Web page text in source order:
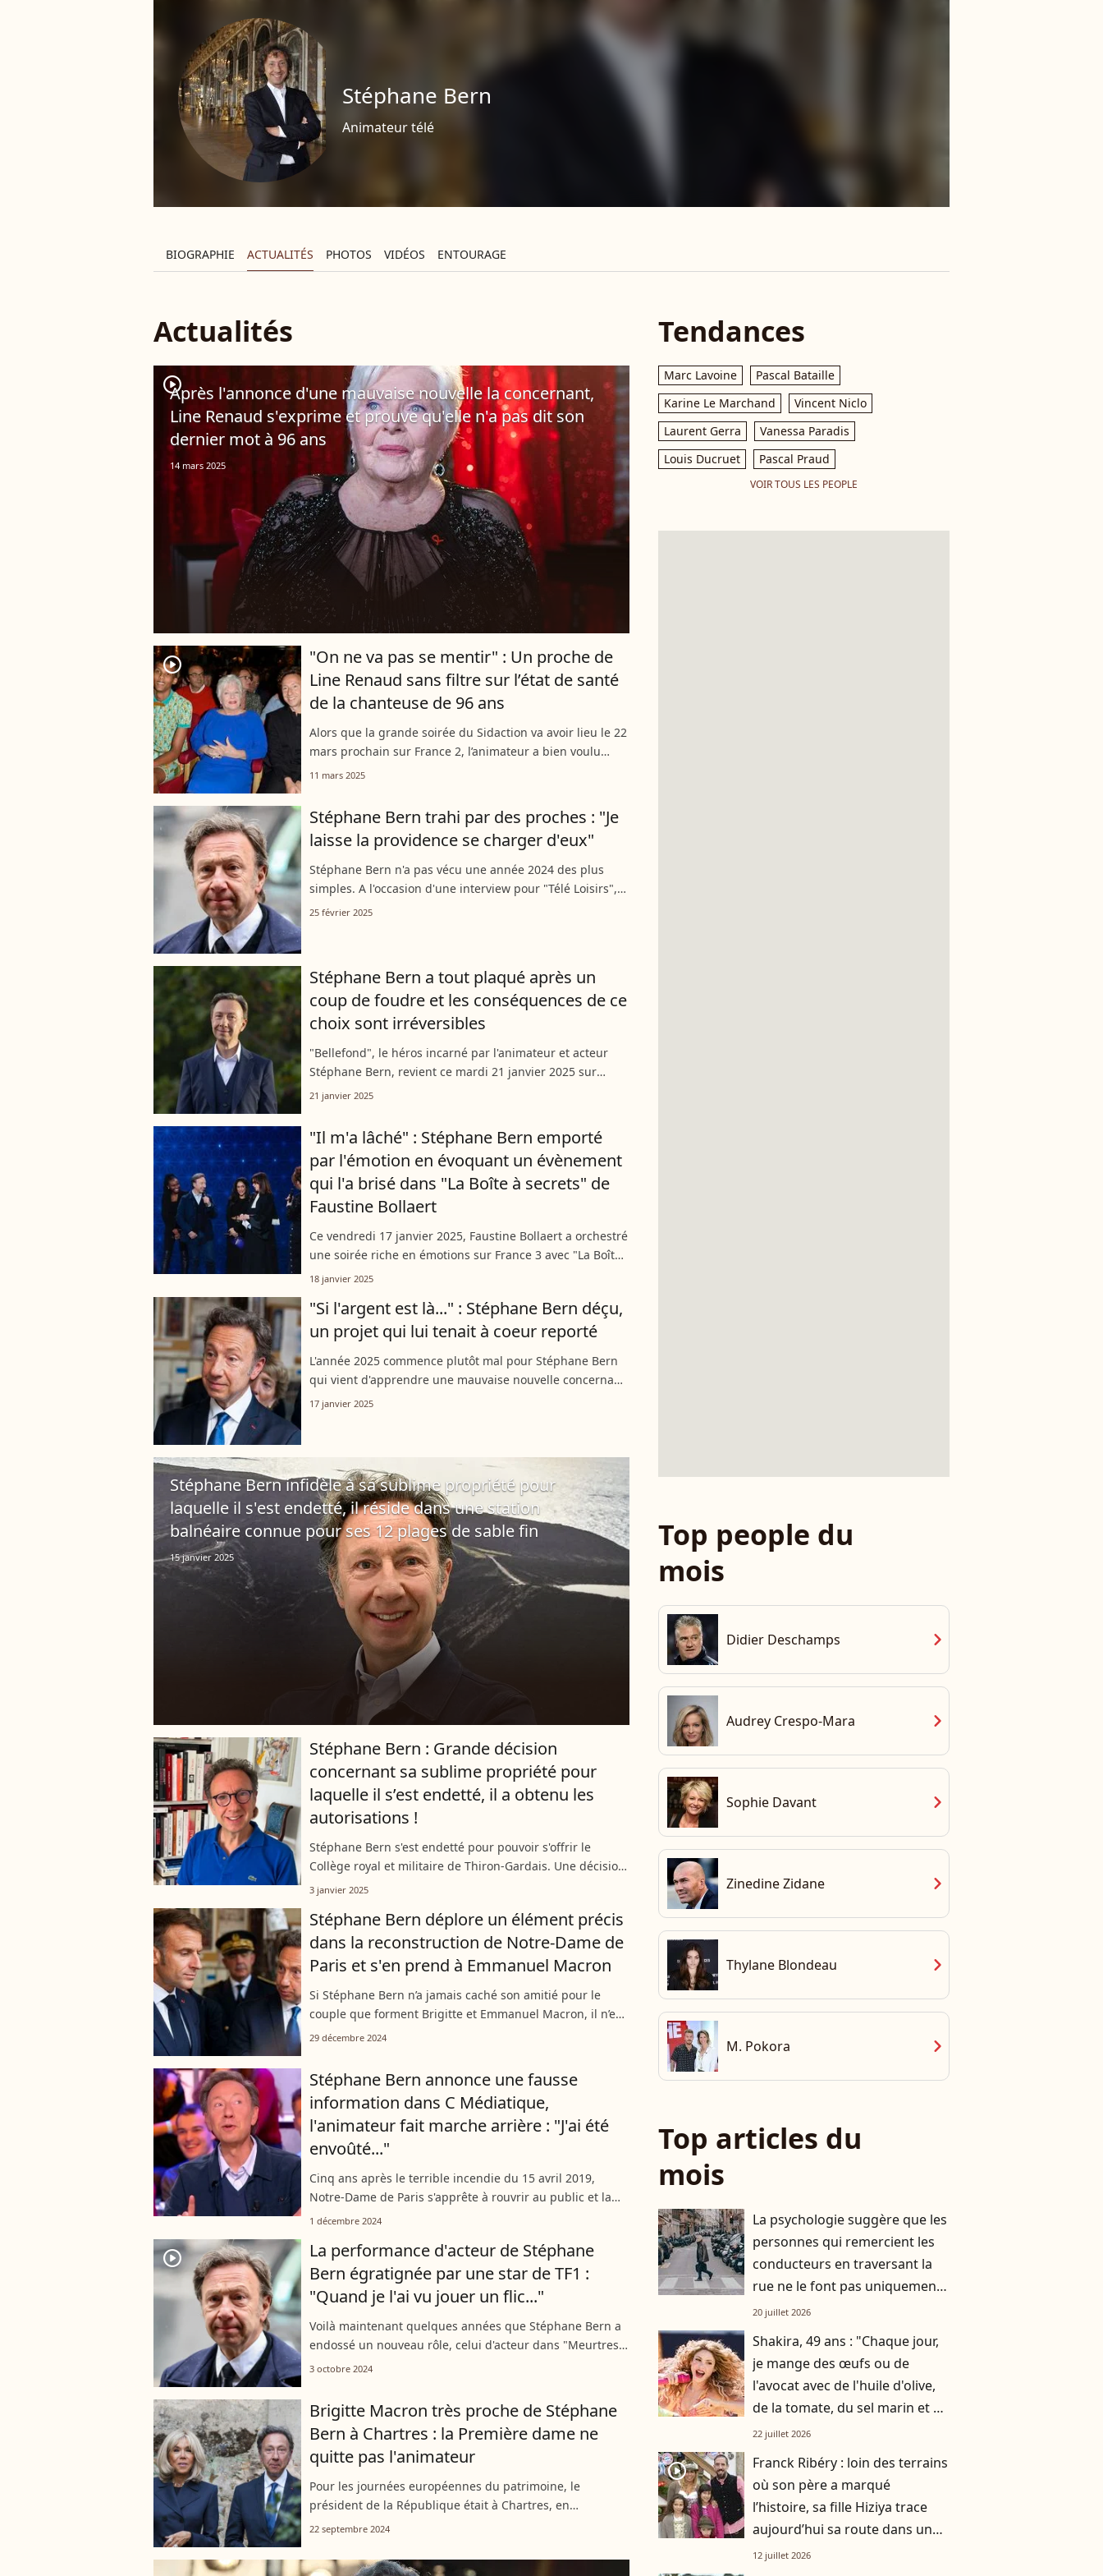
Stéphane Bern
Animateur télé
BIOGRAPHIE ACTUALITÉS PHOTOS VIDÉOS ENTOURAGE
Actualités
player2
Après l'annonce d'une mauvaise nouvelle la concernant,
Line Renaud s'exprime et prouve qu'elle n'a pas dit son
dernier mot à 96 ans
14 mars 2025
player2
"On ne va pas se mentir" : Un proche de
Line Renaud sans filtre sur l’état de santé
de la chanteuse de 96 ans
Alors que la grande soirée du Sidaction va avoir lieu le 22
mars prochain sur France 2, l’animateur a bien voulu
répondre aux questions de "Télé-Loisirs". Il évoque
11 mars 2025
Stéphane Bern trahi par des proches : "Je
laisse la providence se charger d'eux"
Stéphane Bern n'a pas vécu une année 2024 des plus
simples. A l'occasion d'une interview pour "Télé Loisirs",
le présentateur de France Télévisions - que l'on retrouve
25 février 2025
Stéphane Bern a tout plaqué après un
coup de foudre et les conséquences de ce
choix sont irréversibles
"Bellefond", le héros incarné par l'animateur et acteur
Stéphane Bern, revient ce mardi 21 janvier 2025 sur
'France 3" avec une enquête inédite. L'occasion de
21 janvier 2025
"Il m'a lâché" : Stéphane Bern emporté
par l'émotion en évoquant un évènement
qui l'a brisé dans "La Boîte à secrets" de
Faustine Bollaert
Ce vendredi 17 janvier 2025, Faustine Bollaert a orchestré
une soirée riche en émotions sur France 3 avec "La Boîte
à secrets". Stéphane Bern, Élodie Frégé et David Douillet
18 janvier 2025
"Si l'argent est là..." : Stéphane Bern déçu,
un projet qui lui tenait à coeur reporté
L'année 2025 commence plutôt mal pour Stéphane Bern
qui vient d'apprendre une mauvaise nouvelle concernant
l'un de ses projets à la télévision. En effet, l'animateur
17 janvier 2025
Stéphane Bern infidèle à sa sublime propriété pour
laquelle il s'est endetté, il réside dans une station
balnéaire connue pour ses 12 plages de sable fin
15 janvier 2025
Stéphane Bern : Grande décision
concernant sa sublime propriété pour
laquelle il s’est endetté, il a obtenu les
autorisations !
Stéphane Bern s'est endetté pour pouvoir s'offrir le
Collège royal et militaire de Thiron-Gardais. Une décision
qu'il ne regrette absolument pas mais pour laquelle il va
3 janvier 2025
Stéphane Bern déplore un élément précis
dans la reconstruction de Notre-Dame de
Paris et s'en prend à Emmanuel Macron
Si Stéphane Bern n’a jamais caché son amitié pour le
couple que forment Brigitte et Emmanuel Macron, il n’en
oublie pas pour autant son amour des monuments
29 décembre 2024
Stéphane Bern annonce une fausse
information dans C Médiatique,
l'animateur fait marche arrière : "J'ai été
envoûté..."
Cinq ans après le terrible incendie du 15 avril 2019,
Notre-Dame de Paris s'apprête à rouvrir au public et la
cathédrale sera la star d'un concert événement animé
1 décembre 2024
player2
La performance d'acteur de Stéphane
Bern égratignée par une star de TF1 :
"Quand je l'ai vu jouer un flic..."
Voilà maintenant quelques années que Stéphane Bern a
endossé un nouveau rôle, celui d'acteur dans "Meurtres
en Lorraine". Et ce passage d'animateur à comédien n'est
3 octobre 2024
Brigitte Macron très proche de Stéphane
Bern à Chartres : la Première dame ne
quitte pas l'animateur
Pour les journées européennes du patrimoine, le
président de la République était à Chartres, en
compagnie de sa femme, Brigitte Macron. Ce vendredi 20
22 septembre 2024
Tendances
Marc Lavoine
Pascal Bataille
Karine Le Marchand
Vincent Niclo
Laurent Gerra
Vanessa Paradis
Louis Ducruet
Pascal Praud
VOIR TOUS LES PEOPLE
Top people du
mois
Didier Deschamps chevron_right
Audrey Crespo-Mara chevron_right
Sophie Davant chevron_right
Zinedine Zidane chevron_right
Thylane Blondeau chevron_right
M. Pokora chevron_right
Top articles du
mois
La psychologie suggère que les
personnes qui remercient les
conducteurs en traversant la
rue ne le font pas uniquement
par gratitude
20 juillet 2026
Shakira, 49 ans : "Chaque jour,
je mange des œufs ou de
l'avocat avec de l'huile d'olive,
de la tomate, du sel marin et un
smoothie"
22 juillet 2026
player2
Franck Ribéry : loin des terrains
où son père a marqué
l’histoire, sa fille Hiziya trace
aujourd’hui sa route dans un
tout autre univers
12 juillet 2026